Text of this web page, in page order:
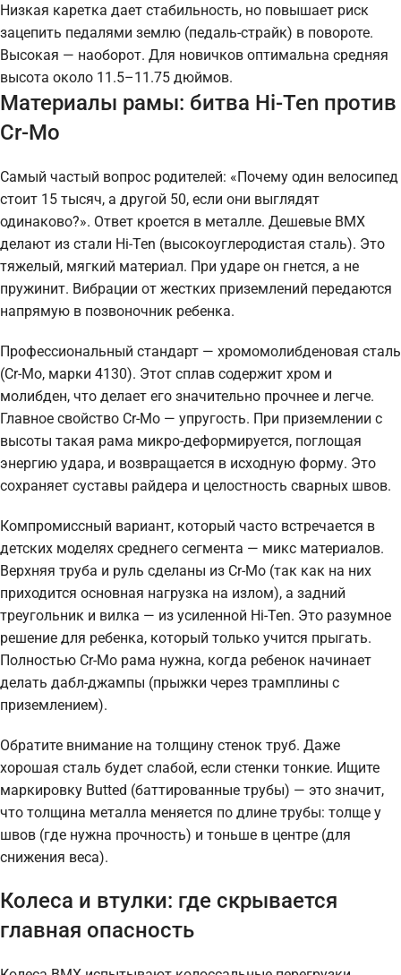
Низкая каретка дает стабильность, но повышает риск
зацепить педалями землю (педаль-страйк) в повороте.
Высокая — наоборот. Для новичков оптимальна средняя
высота около 11.5–11.75 дюймов.
Материалы рамы: битва Hi-Ten против
Cr-Mo
Самый частый вопрос родителей: «Почему один велосипед
стоит 15 тысяч, а другой 50, если они выглядят
одинаково?». Ответ кроется в металле. Дешевые BMX
делают из стали Hi-Ten (высокоуглеродистая сталь). Это
тяжелый, мягкий материал. При ударе он гнется, а не
пружинит. Вибрации от жестких приземлений передаются
напрямую в позвоночник ребенка.
Профессиональный стандарт — хромомолибденовая сталь
(Cr-Mo, марки 4130). Этот сплав содержит хром и
молибден, что делает его значительно прочнее и легче.
Главное свойство Cr-Mo — упругость. При приземлении с
высоты такая рама микро-деформируется, поглощая
энергию удара, и возвращается в исходную форму. Это
сохраняет суставы райдера и целостность сварных швов.
Компромиссный вариант, который часто встречается в
детских моделях среднего сегмента — микс материалов.
Верхняя труба и руль сделаны из Cr-Mo (так как на них
приходится основная нагрузка на излом), а задний
треугольник и вилка — из усиленной Hi-Ten. Это разумное
решение для ребенка, который только учится прыгать.
Полностью Cr-Mo рама нужна, когда ребенок начинает
делать дабл-джампы (прыжки через трамплины с
приземлением).
Обратите внимание на толщину стенок труб. Даже
хорошая сталь будет слабой, если стенки тонкие. Ищите
маркировку Butted (баттированные трубы) — это значит,
что толщина металла меняется по длине трубы: толще у
швов (где нужна прочность) и тоньше в центре (для
снижения веса).
Колеса и втулки: где скрывается
главная опасность